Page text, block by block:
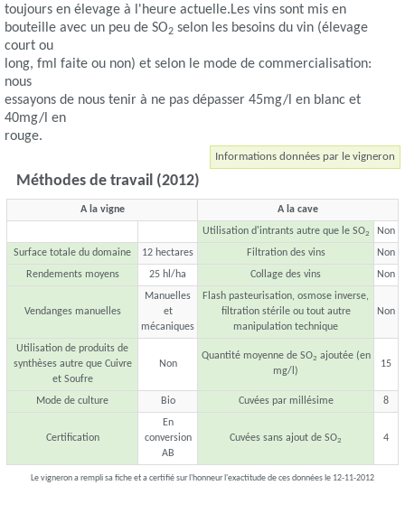
toujours en élevage à l'heure actuelle.Les vins sont mis en
bouteille avec un peu de SO2 selon les besoins du vin (élevage
court ou
long, fml faite ou non) et selon le mode de commercialisation:
nous
essayons de nous tenir à ne pas dépasser 45mg/l en blanc et
40mg/l en
rouge.
Informations données par le vigneron
Méthodes de travail (2012)
A la vigne
A la cave
Utilisation d'intrants autre que le SO2
Non
Surface totale du domaine
12 hectares Filtration des vins
Non
Rendements moyens
25 hl/ha Collage des vins Non
Vendanges manuelles
Manuelles
et
mécaniques
Flash pasteurisation, osmose inverse,
filtration stérile ou tout autre
manipulation technique
Non
Utilisation de produits de
synthèses autre que Cuivre
et Soufre
Non
Quantité moyenne de SO2 ajoutée (en
mg/l)
15
Mode de culture Bio Cuvées par millésime 8
Certification
En
conversion
AB
Cuvées sans ajout de SO2 4
Le vigneron a rempli sa fiche et a certifié sur l'honneur l'exactitude de ces données le 12-11-2012